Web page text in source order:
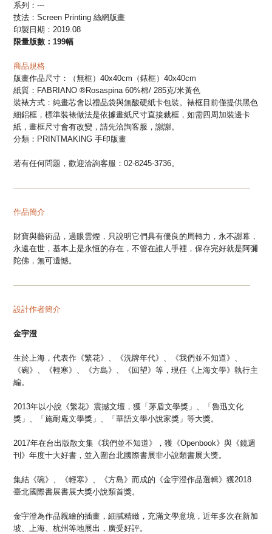
系列：---
技法： Screen Printing 絲網版畫
印製日期：2019.08
限量版數：199幅
商品規格
版畫作品尺寸：（無框） 40x40cm （錶框） 40x40cm
紙質：FABRIANO ®Rosaspina 60%棉/ 285克/米黃色
裝裱方式： 純畫芯會以禮品袋與無酸硬紙卡包裝。裱框目前僅提供黑色
細鋁框，標準裝裱做法是依據畫紙尺寸直接裁框，如需四周加裝邊卡
紙，畫框尺寸會有改變，請先洽詢客服，謝謝。
分類：PRINTMAKING 手印版畫
若有任何問題，歡迎洽詢客服：02-8245-3736。
——————————————————————————————
作品簡介
財寶與藝術品，過眼雲煙，只說明它們具有優良的周轉力，永不謝幕，
永遠在世，基本上是永恒的存在，不管在誰人手裡，保存完好就是阿彌
陀佛，無可遺憾。
——————————————————————————————
設計作者簡介
金宇澄
生於上海，代表作《繁花》、《洗牌年代》、《我們並不知道》、
《碗》、《輕寒》、《方島》、《回望》等，現任《上海文學》執行主
編。
2013年以小說《繁花》震撼文壇，獲「茅盾文學獎」、「魯迅文化
獎」、「施耐庵文學獎」、「華語文學小說家獎」等大獎。
2017年在台出版散文集《我們並不知道》，獲《Openbook》與《鏡週
刊》年度十大好書，並入圍台北國際書展非小說類書展大獎。
集結《碗》、《輕寒》、《方島》而成的《金宇澄作品選輯》獲2018
臺北國際書展書展大獎小說類首獎。
金宇澄為作品親繪的插畫，細膩精緻，充滿文學意境，近年多次在新加
坡、上海、杭州等地展出，廣受好評。